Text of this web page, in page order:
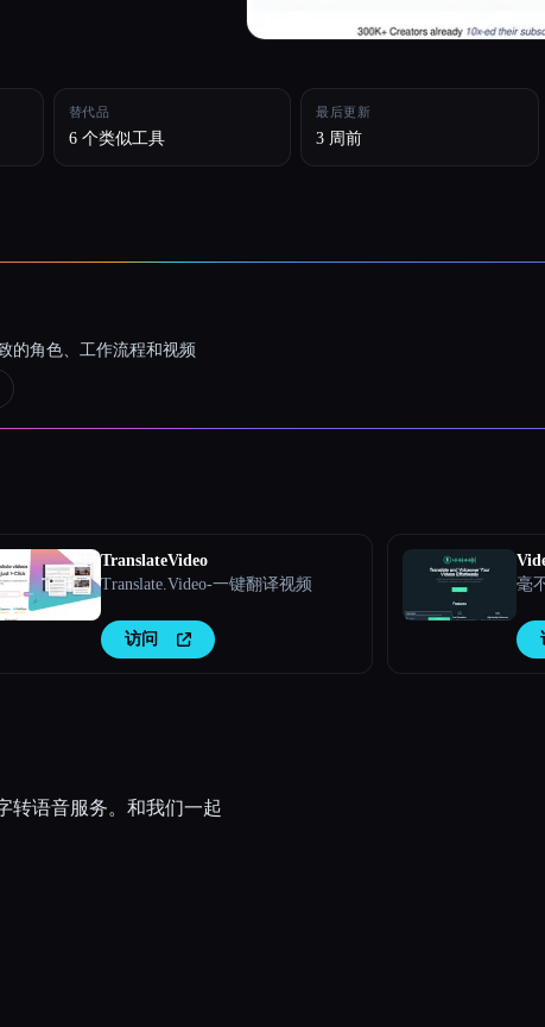
替代品
6 个类似工具
最后更新
3 周前
的角色、工作流程和视频
TranslateVideo
Translate.Video-一键翻译视频
访问
毫
转语音服务。和我们一起